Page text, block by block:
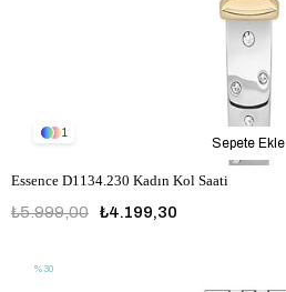
1
Essence D1134.230 Kadın Kol Saati
₺4.199,30
₺5.999,00
Sepete Ekle
%30